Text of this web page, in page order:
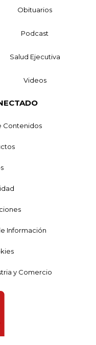
Obituarios
Podcast
Salud Ejecutiva
Videos
Contenidos
Información
y Comercio